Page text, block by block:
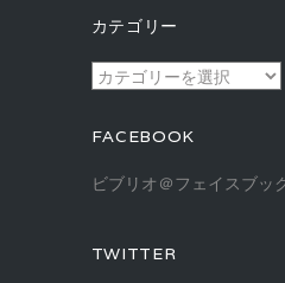
イ
ブ
カテゴリー
カ
テ
リ
ー
FACEBOOK
ビブリオ＠フェイスブッ
TWITTER